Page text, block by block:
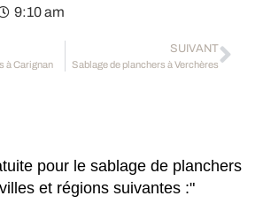
9:10 am
à Carignan
SUIVANT
Sablage de planchers à Verchères
pour le sablage de planchers
et régions suivantes :"